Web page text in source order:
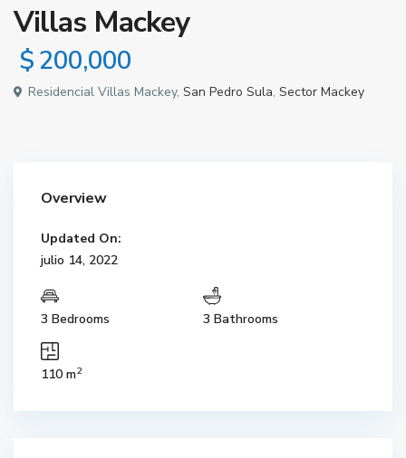
Villas Mackey
$ 200,000
Residencial Villas Mackey, San Pedro Sula, Sector Mackey
Overview
Updated On:
julio 14, 2022
3 Bedrooms 3 Bathrooms
110 m2